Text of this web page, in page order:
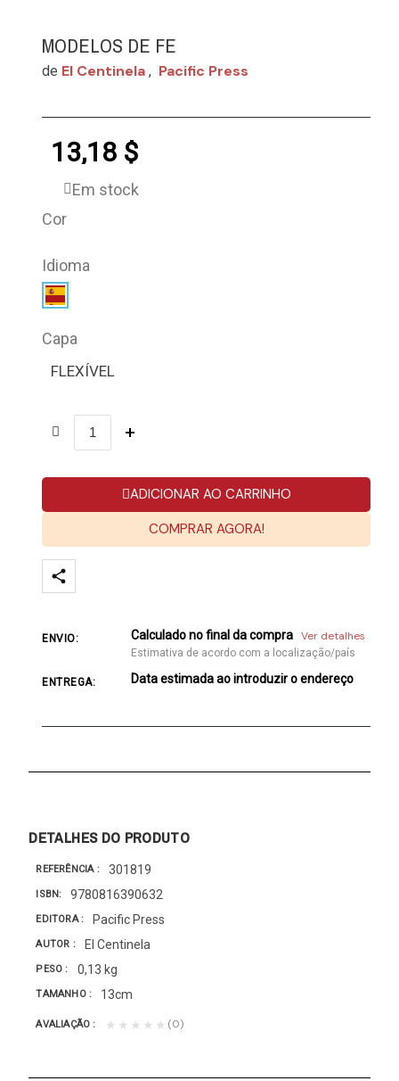
MODELOS DE FE
de El Centinela , Pacific Press
13,18 $
Em stock
Cor
Idioma
Capa
FLEXÍVEL
ADICIONAR AO CARRINHO
COMPRAR AGORA!
ENVIO: Calculado no final da compra Ver detalhes
Estimativa de acordo com a localização/país
ENTREGA: Data estimada ao introduzir o endereço
DETALHES DO PRODUTO
REFERÊNCIA 301819
ISBN 9780816390632
EDITORA Pacific Press
AUTOR El Centinela
PESO 0,13 kg
TAMANHO 13cm
AVALIAÇÃO ★★★★★ (0)